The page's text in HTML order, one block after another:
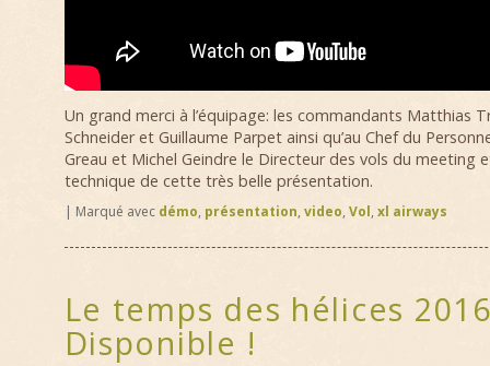
Un grand merci à l’équipage: les commandants Matthias
Schneider et Guillaume Parpet ainsi qu’au Chef du
Greau et Michel Geindre le Directeur des vols du meeting
technique de cette très belle présentation.
| Marqué avec démo, présentation, video, Vol, xl airways
Le temps des hélices
Disponible !